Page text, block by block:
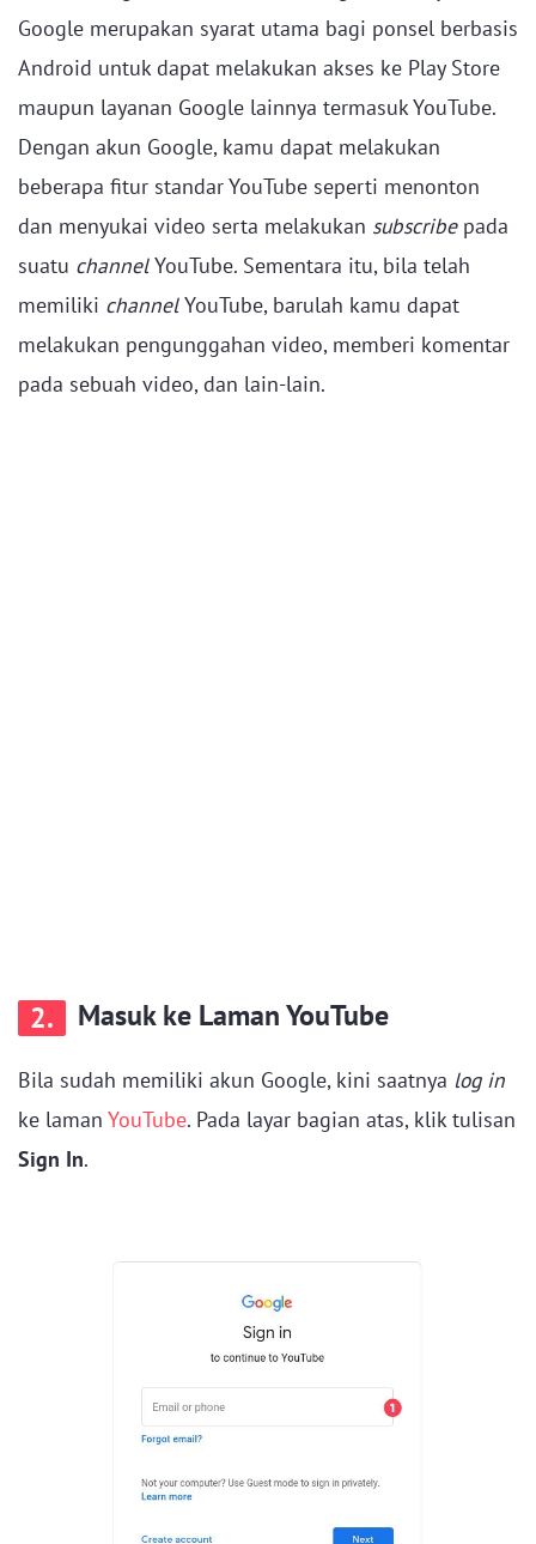
Google merupakan syarat utama bagi ponsel berbasis
Android untuk dapat melakukan akses ke Play Store
maupun layanan Google lainnya termasuk YouTube.
Dengan akun Google, kamu dapat melakukan
beberapa fitur standar YouTube seperti menonton
dan menyukai video serta melakukan subscribe pada
suatu channelYouTube. Sementara itu, bila telah
memiliki channelYouTube, barulah kamu dapat
melakukan pengunggahan video, memberi komentar
pada sebuah video, dan lain-lain.
2. Masuk ke Laman YouTube
Bila sudah memiliki akun Google, kini saatnya log in
ke laman YouTube. Pada layar bagian atas, klik tulisan
Sign In.